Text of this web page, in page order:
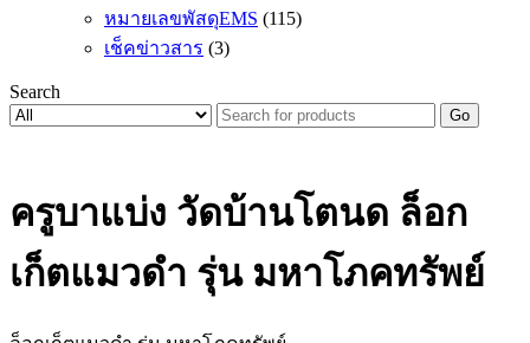
หมายเลขพัสดุEMS (115)
เช็คข่าวสาร (3)
Search
Go
ครูบาแบ่ง วัดบ้านโตนด ล็อก
เก็ตแมวดำ รุ่น มหาโภคทรัพย์